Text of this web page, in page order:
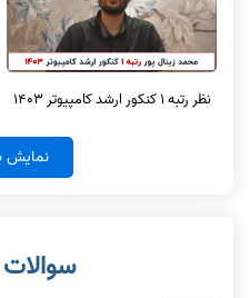
نظر رتبه 1 کنکور ارشد کامپیوتر 1403
نظر رتبه 1 کنکور ارشد کامپیوتر و آیتی
نمایش